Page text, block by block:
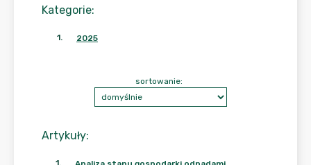
Kategorie:
1. 2025
Artykuły:
sortowanie:
1.